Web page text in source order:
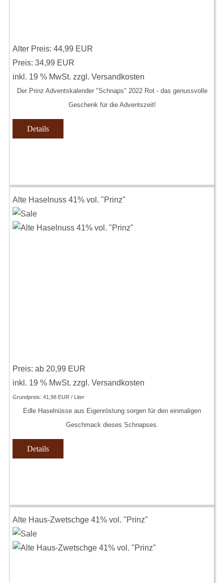
Alter Preis: 44,99 EUR
Preis: 34,99 EUR
inkl. 19 % MwSt. zzgl. Versandkosten
Der Prinz Adventskalender "Schnaps" 2022 Rot - das genussvolle
Geschenk für die Adventszeit!
Details
Alte Haselnuss 41% vol. "Prinz"
Preis: ab 20,99 EUR
inkl. 19 % MwSt. zzgl. Versandkosten
Grundpreis: 41,98 EUR / Liter
Edle Haselnüsse aus Eigenröstung sorgen für den einmaligen
Geschmack dieses Schnapses.
Details
Alte Haus-Zwetschge 41% vol. "Prinz"